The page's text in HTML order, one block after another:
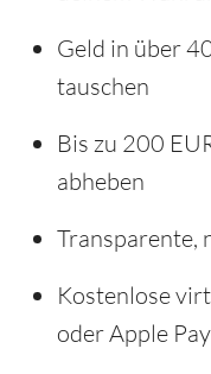
Geld in über
tauschen
Bis zu 200
abheben
Transparente,
Kostenlose
oder Apple Pay